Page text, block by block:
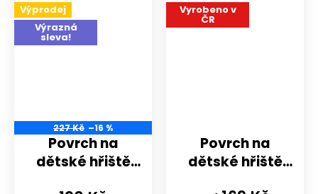
Výprodej
Výrazná
sleva!
227 Kč –16 %
Povrch na
dětské hřiště
Vyrobeno v
ČR
Povrch na
dětské hřiště